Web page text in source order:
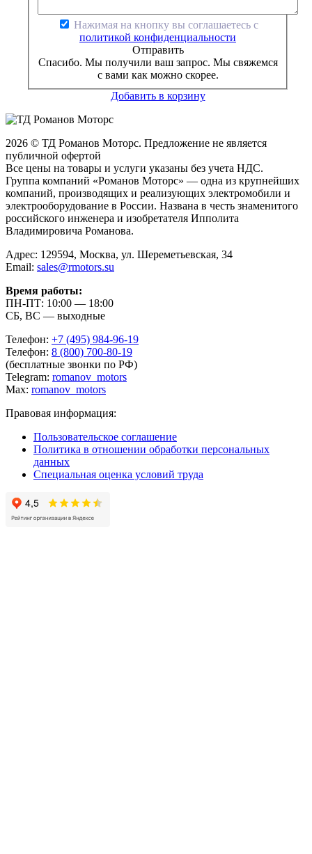
Нажимая на кнопку вы соглашаетесь с
политикой конфиденциальности
Отправить
Спасибо. Мы получили ваш запрос. Мы свяжемся
с вами как можно скорее.
Добавить в корзину
2026 © ТД Романов Моторс. Предложение не является
публичной офертой
Все цены на товары и услуги указаны без учета НДС.
Группа компаний «Романов Моторс» — одна из крупнейших
компаний, производящих и реализующих электромобили и
электрооборудование в России. Названа в честь знаменитого
российского инженера и изобретателя Ипполита
Владимировича Романова.
Адрес: 129594, Москва, ул. Шереметьевская, 34
Email: sales@rmotors.su
Время работы:
ПН-ПТ: 10:00 — 18:00
СБ, ВС — выходные
Телефон: +7 (495) 984-96-19
Телефон: 8 (800) 700-80-19
(бесплатные звонки по РФ)
Telegram: romanov_motors
Max: romanov_motors
Правовая информация:
Пользовательское соглашение
Политика в отношении обработки персональных
данных
Специальная оценка условий труда